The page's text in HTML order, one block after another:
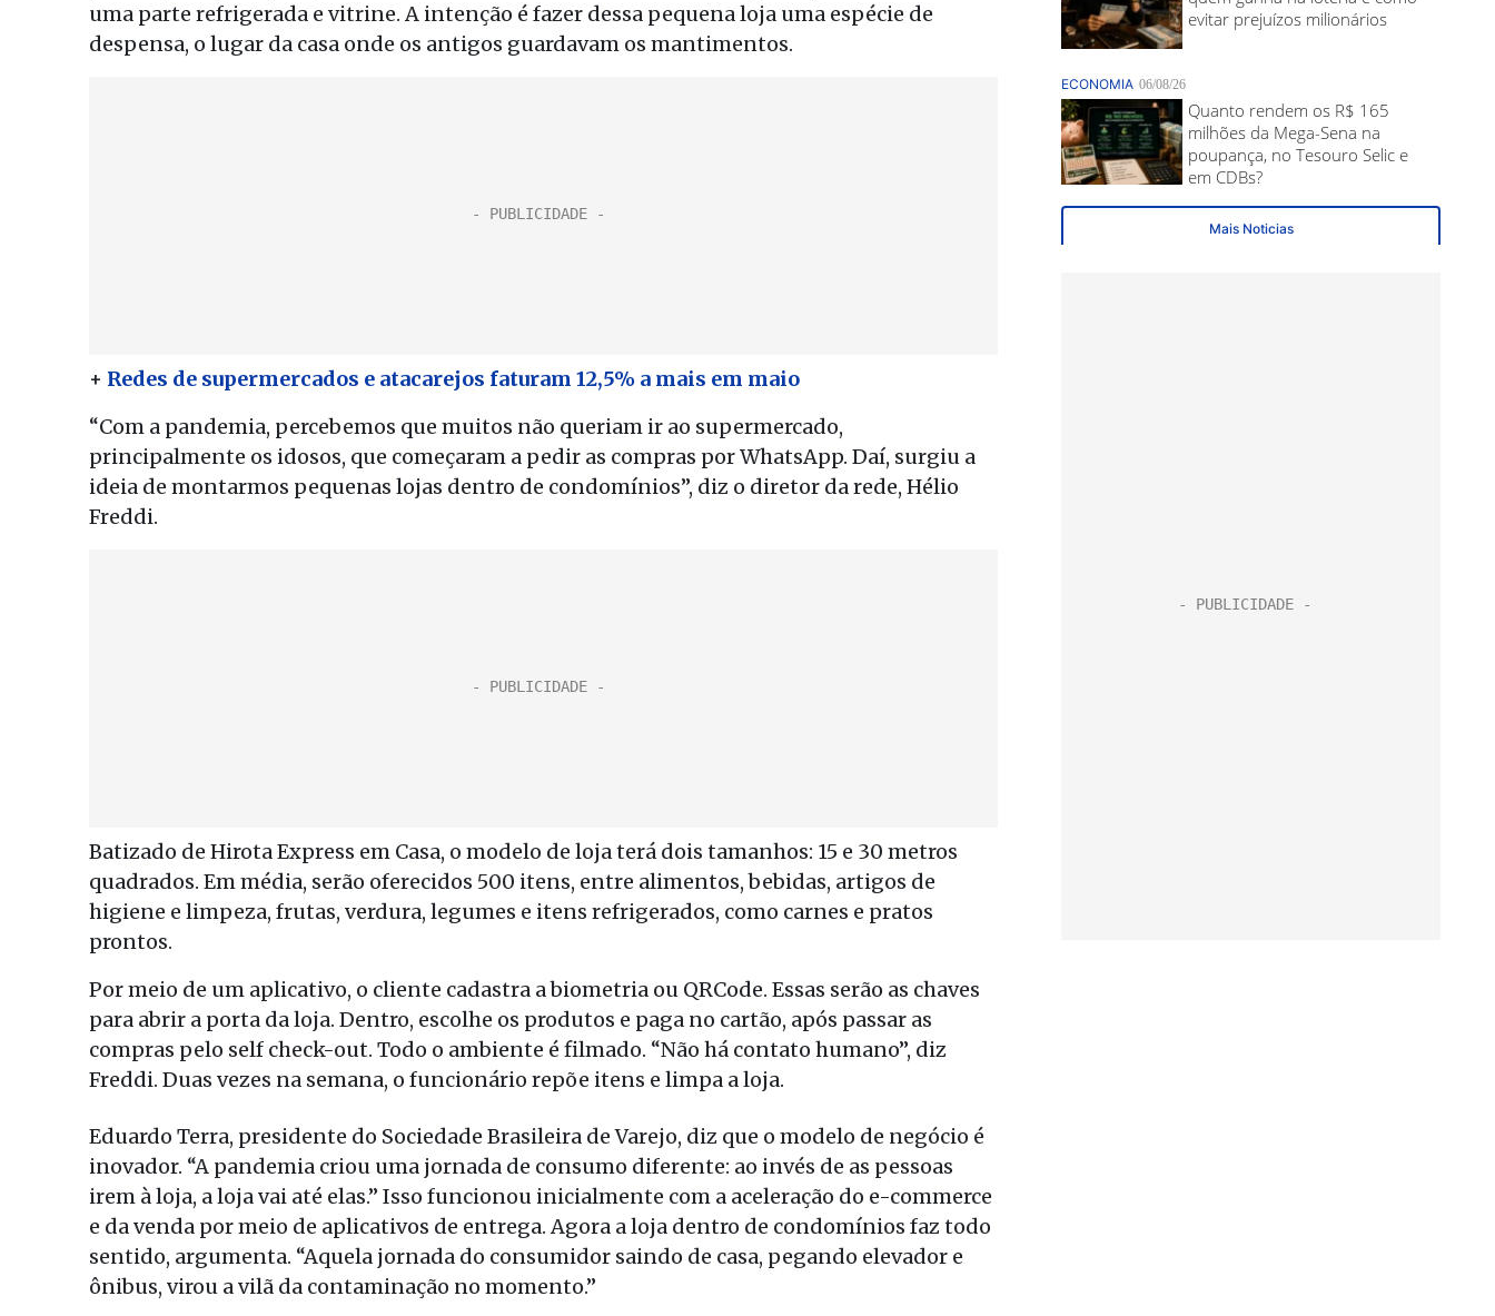
uma parte refrigerada e vitrine. A intenção é fazer dessa pequena loja uma espécie de
despensa, o lugar da casa onde os antigos guardavam os mantimentos.
+ Redes de supermercados e atacarejos faturam 12,5% a mais em maio
“Com a pandemia, percebemos que muitos não queriam ir ao supermercado,
principalmente os idosos, que começaram a pedir as compras por WhatsApp. Daí, surgiu a
ideia de montarmos pequenas lojas dentro de condomínios”, diz o diretor da rede, Hélio
Freddi.
Batizado de Hirota Express em Casa, o modelo de loja terá dois tamanhos: 15 e 30 metros
quadrados. Em média, serão oferecidos 500 itens, entre alimentos, bebidas, artigos de
higiene e limpeza, frutas, verdura, legumes e itens refrigerados, como carnes e pratos
prontos.
Por meio de um aplicativo, o cliente cadastra a biometria ou QRCode. Essas serão as chaves
para abrir a porta da loja. Dentro, escolhe os produtos e paga no cartão, após passar as
compras pelo self check-out. Todo o ambiente é filmado. “Não há contato humano”, diz
Freddi. Duas vezes na semana, o funcionário repõe itens e limpa a loja.
Eduardo Terra, presidente do Sociedade Brasileira de Varejo, diz que o modelo de negócio é
inovador. “A pandemia criou uma jornada de consumo diferente: ao invés de as pessoas
irem à loja, a loja vai até elas.” Isso funcionou inicialmente com a aceleração do e-commerce
e da venda por meio de aplicativos de entrega. Agora a loja dentro de condomínios faz todo
sentido, argumenta. “Aquela jornada do consumidor saindo de casa, pegando elevador e
ônibus, virou a vilã da contaminação no momento.”